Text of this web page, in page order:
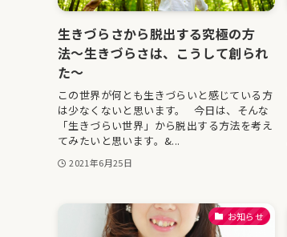
生きづらさから脱出する究極の方
法〜生きづらさは、こうして創られ
た〜
この世界が何とも生きづらいと感じている方
は少なくないと思います。 今日は、そんな
「生きづらい世界」から脱出する方法を考え
てみたいと思います。&...
2021年6月25日
お知らせ